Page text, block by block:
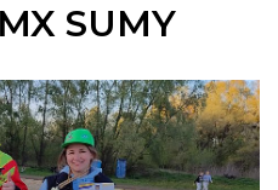
SUMY